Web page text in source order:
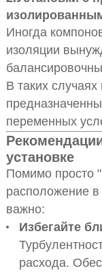
Иногда
изоляции
В таких
переменных
установке
Помимо просто
расположение
важно:
Избегайте
расхода.